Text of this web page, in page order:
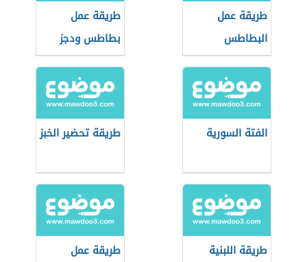
طريقة عمل
البطاطس
بالبشاميل
طريقة عمل
بطاطس ودجز
بالفرن
الفتة السورية طريقة تحضير الخبز
طريقة اللبنية
طريقة عمل